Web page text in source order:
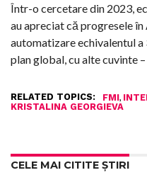
Într-o cercetare din 2023,
au apreciat că progresele în
automatizare echivalentul
plan global, cu alte cuvinte
RELATED TOPICS: FMI,
KRISTALINA GEORGIEVA
CELE MAI CITITE ȘTIRI